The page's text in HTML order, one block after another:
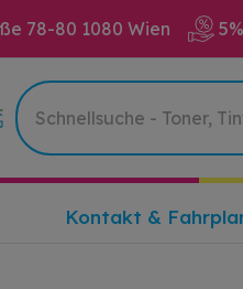
78-80 1080 Wien
Kontakt &